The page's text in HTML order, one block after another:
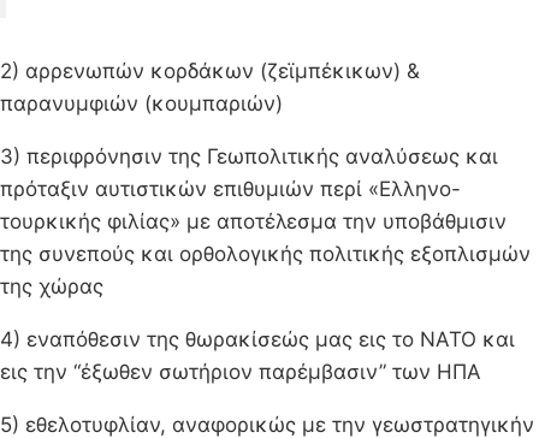
2) αρρενωπών κορδάκων (ζεϊμπέκικων) &
παρανυμφιών (κουμπαριών)
3) περιφρόνησιν της Γεωπολιτικής αναλύσεως και
πρόταξιν αυτιστικών επιθυμιών περί «Ελληνο-
τουρκικής φιλίας» με αποτέλεσμα την υποβάθμισιν
της συνεπούς και ορθολογικής πολιτικής εξοπλισμών
της χώρας
4) εναπόθεσιν της θωρακίσεώς μας εις το ΝΑΤΟ και
εις την “έξωθεν σωτήριον παρέμβασιν” των ΗΠΑ
5) εθελοτυφλίαν, αναφορικώς με την γεωστρατηγικήν